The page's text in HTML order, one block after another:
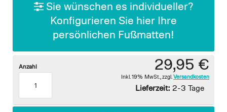
Sie wünschen es individueller?
Konfigurieren Sie hier Ihre
persönlichen Fußmatten!
29,95 €
Inkl. 19% MwSt. zzgl. Versandkosten
Lieferzeit: 2-3 Tage
Anzahl